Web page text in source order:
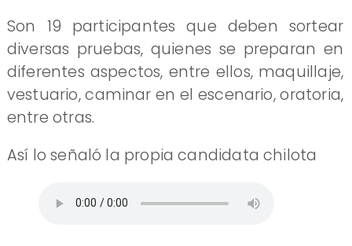
Son 19 participantes que deben sortear
diversas pruebas, quienes se preparan en
diferentes aspectos, entre ellos, maquillaje,
vestuario, caminar en el escenario, oratoria,
entre otras.
Así lo señaló la propia candidata chilota